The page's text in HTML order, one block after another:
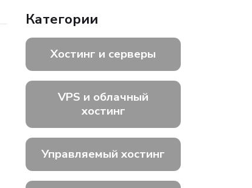
Категории
Хостинг и серверы
VPS и облачный
хостинг
Управляемый хостинг